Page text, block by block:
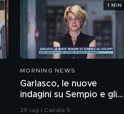
MORNING NEWS
Garlasco, le nuove
indagini su Sempio e gli
sviluppi
29 lug | Canale 5
1 MIN